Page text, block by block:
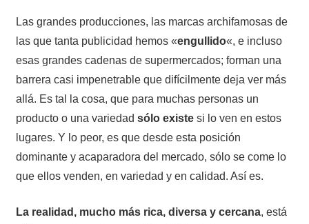
Las grandes producciones, las marcas archifamosas de
las que tanta publicidad hemos «engullido«, e incluso
esas grandes cadenas de supermercados; forman una
barrera casi impenetrable que difícilmente deja ver más
allá. Es tal la cosa, que para muchas personas un
producto o una variedad sólo existesi lo ven en estos
lugares. Y lo peor, es que desde esta posición
dominante y acaparadora del mercado, sólo se come lo
que ellos venden, en variedad y en calidad. Así es.
La realidad, mucho más rica, diversa y cercana, está